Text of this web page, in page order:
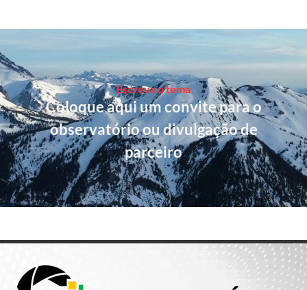
Escreva o tema
Coloque aqui um convite para o
observatório ou divulgação de
parceiro